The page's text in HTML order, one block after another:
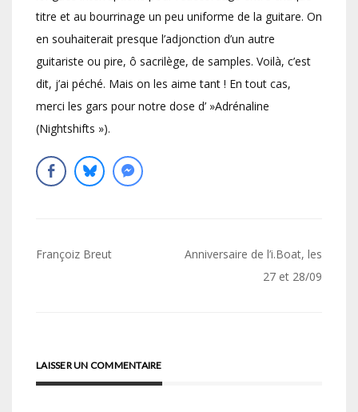
titre et au bourrinage un peu uniforme de la guitare. On
en souhaiterait presque l’adjonction d’un autre
guitariste ou pire, ô sacrilège, de samples. Voilà, c’est
dit, j’ai péché. Mais on les aime tant ! En tout cas,
merci les gars pour notre dose d’ »Adrénaline
(Nightshifts »).
Navigation
Françoiz Breut
Anniversaire de l’i.Boat, les
27 et 28/09
LAISSER UN COMMENTAIRE